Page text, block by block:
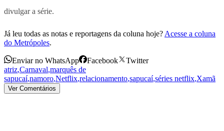
divulgar a série.
Já leu todas as notas e reportagens da coluna hoje? Acesse a coluna
do Metrópoles.
Enviar no WhatsApp Facebook
Twitter
atriz,Carnaval,marquês de
sapucaí,namoro,Netflix,relacionamento,sapucaí,séries netflix,Xamã
Ver Comentários